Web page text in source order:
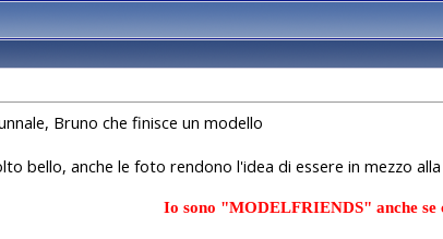
Bruno che finisce un modello
bello, anche le foto rendono l'idea di essere in mezzo
Io sono "MODELFRIENDS" anche se